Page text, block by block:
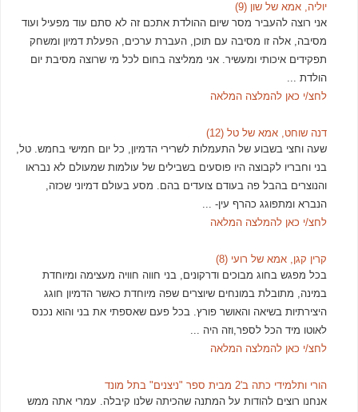
יוליה, אמא של שון (9)
אני רוצה להעביר מסר שיום ההולדת אתכם זה לא סתם עוד מפעיל ועוד
מסיבה, אלה זו מסיבה עם תוכן, העברת ערכים, הפעלת דמיון ומשחק
תפקידים איכותי ומעשיר. אני ממליצה בחום לכל מי שרוצה מסיבת יום
הולדת ...
לחצ/י כאן להמלצה המלאה
דנה שוחט, אמא של טל (12)
שעה וחצי בשבוע של התעמלות לשרירי הדמיון, כל יום חמישי בחמש. טל,
בני וחבריו לקבוצה היו פוסעים בשבילים של עולמות שמעולם לא נבראו
והנוצרים בהבל פה בעודם צועדים בהם. מסע בעולם דמיוני שכזה,
הנברא ומתפוגג כהרף עין- ...
לחצ/י כאן להמלצה המלאה
קרין קגן, אמא של רועי (8)
בכל מפגש בחוג מבוכים ודרקונים, בני חווה חוויה מעצימה ומיוחדת
במינה, מתובלת במונחים שיוצרים שפה מיוחדת כאשר הדמיון חוגג
היצירתיות בשיאה והאושר פורץ. בכל פעם שאספתי את בני והוא נכנס
לאוטו מיד הכל לספר,וזה היה ...
לחצ/י כאן להמלצה המלאה
הורי ותלמידי כתה ב'2 מבית ספר "ניצנים" בתל מונד
אנחנו רוצים להודות על המתנה שהכיתה שלנו קיבלה. עמרי אתה ממש